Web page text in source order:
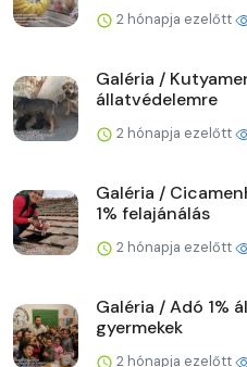
2 hónapja ezelőtt
Galéria /
állatvédelemre
2 hónapja ezelőtt
Galéria /
1% felajánálás
2 hónapja ezelőtt
Galéria / Adó 1%
gyermekek
2 hónapja ezelőtt